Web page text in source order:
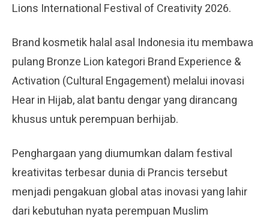
Lions International Festival of Creativity 2026.
Brand kosmetik halal asal Indonesia itu membawa
pulang Bronze Lion kategori Brand Experience &
Activation (Cultural Engagement) melalui inovasi
Hear in Hijab, alat bantu dengar yang dirancang
khusus untuk perempuan berhijab.
Penghargaan yang diumumkan dalam festival
kreativitas terbesar dunia di Prancis tersebut
menjadi pengakuan global atas inovasi yang lahir
dari kebutuhan nyata perempuan Muslim